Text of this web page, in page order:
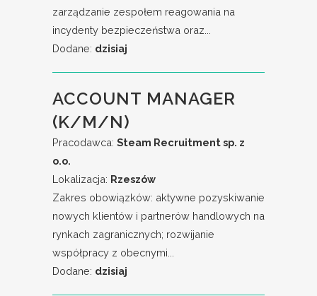
zarządzanie zespołem reagowania na
incydenty bezpieczeństwa oraz...
Dodane: dzisiaj
ACCOUNT MANAGER
(K/M/N)
Pracodawca: Steam Recruitment sp. z
o.o.
Lokalizacja: Rzeszów
Zakres obowiązków: aktywne pozyskiwanie
nowych klientów i partnerów handlowych na
rynkach zagranicznych; rozwijanie
współpracy z obecnymi...
Dodane: dzisiaj